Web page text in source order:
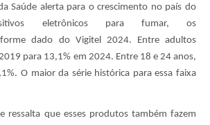
Saúde alerta para o crescimento no país do
eletrônicos para fumar, os
dado do Vigitel 2024. Entre adultos
para 13,1% em 2024. Entre 18 e 24 anos,
O maior da série histórica para essa faixa
ressalta que esses produtos também fazem